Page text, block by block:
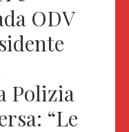
ODV
Polizia
“Le